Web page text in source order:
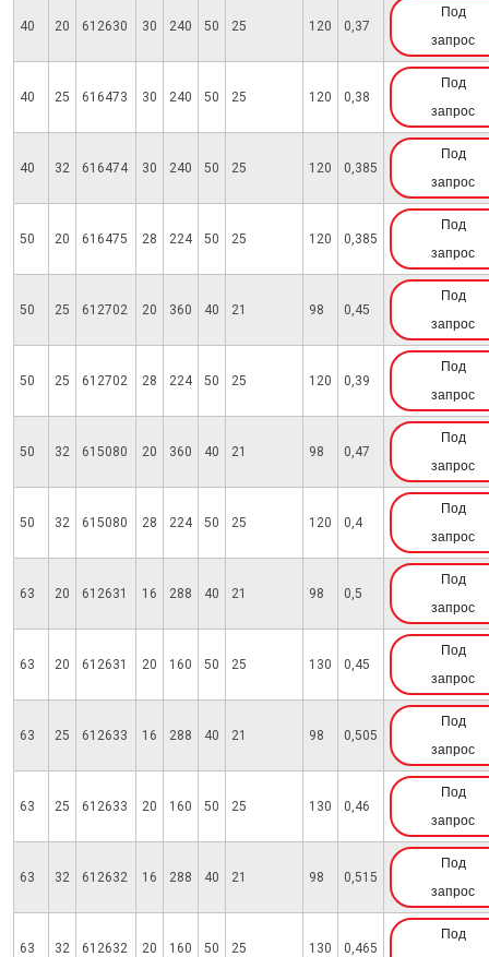
40 20 612630 30 240 50 25 120 0,37
Под
запрос
40 25 616473 30 240 50 25 120 0,38
Под
запрос
40 32 616474 30 240 50 25 120 0,385
Под
запрос
50 20 616475 28 224 50 25 120 0,385
Под
запрос
50 25 612702 20 360 40 21 98 0,45
Под
запрос
50 25 612702 28 224 50 25 120 0,39
Под
запрос
50 32 615080 20 360 40 21 98 0,47
Под
запрос
50 32 615080 28 224 50 25 120 0,4
Под
запрос
63 20 612631 16 288 40 21 98 0,5
Под
запрос
63 20 612631 20 160 50 25 130 0,45
Под
запрос
63 25 612633 16 288 40 21 98 0,505
Под
запрос
63 25 612633 20 160 50 25 130 0,46
Под
запрос
63 32 612632 16 288 40 21 98 0,515
Под
запрос
63 32 612632 20 160 50 25 130 0,465
Под